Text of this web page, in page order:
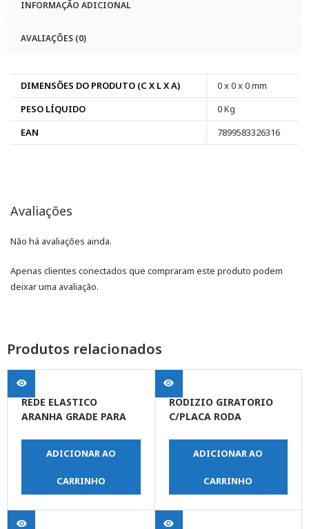
INFORMAÇÃO ADICIONAL
AVALIAÇÕES (0)
DIMENSÕES DO PRODUTO (C X L X A)
0 x 0 x 0 mm
PESO LÍQUIDO
0 Kg
EAN
7899583326316
Avaliações
Não há avaliações ainda.
Apenas clientes conectados que compraram este produto podem
deixar uma avaliação.
Produtos relacionados
REDE ELASTICO
ARANHA GRADE PARA
ADICIONAR AO
CARRINHO
RODIZIO GIRATORIO
C/PLACA RODA
ADICIONAR AO
CARRINHO